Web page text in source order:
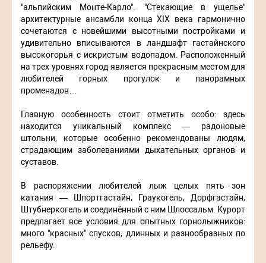
"альпийским Монте-Карло". "Стекающие в ущелье"
архитектурные ансамбли конца XIX века гармонично
сочетаются с новейшими высотными постройками и
удивительно вписываются в ландшафт гастайнского
высокогорья с искристым водопадом. Расположенный
на трех уровнях город является прекрасным местом для
любителей горных прогулок и панорамных
променадов…
Главную особенность стоит отметить особо: здесь
находится уникальный комплекс — радоновые
штольни, которые особенно рекомендованы людям,
страдающим заболеваниями дыхательных органов и
суставов.
В распоряжении любителей лыж целых пять зон
катания — Шпортгастайн, Граукогель, Дорфгастайн,
Штубнеркогель и соединённый с ним Шлоссальм. Курорт
предлагает все условия для опытных горнолыжников:
много "красных" спусков, длинных и разнообразных по
рельефу.